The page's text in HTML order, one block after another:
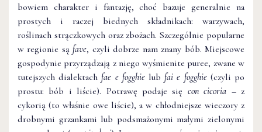
bowiem charakter i fantazję, choć bazuje generalnie na
prostych i raczej biednych składnikach: warzywach,
roślinach strączkowych oraz zbożach. Szczególnie popularne
w regionie sąfave, czyli dobrze nam znany bób. Miejscowe
gospodynie przyrządzają z niego wyśmienite puree, zwane w
tutejszych dialektachfae e fogghielubfai e fogghie (czyli po
prostu: bób i liście). Potrawę podaje się con cicoria – z
cykorią (to właśnie owe liście), a w chłodniejsze wieczory z
drobnymi grzankami lub podsmażonymi małymi zielonymi